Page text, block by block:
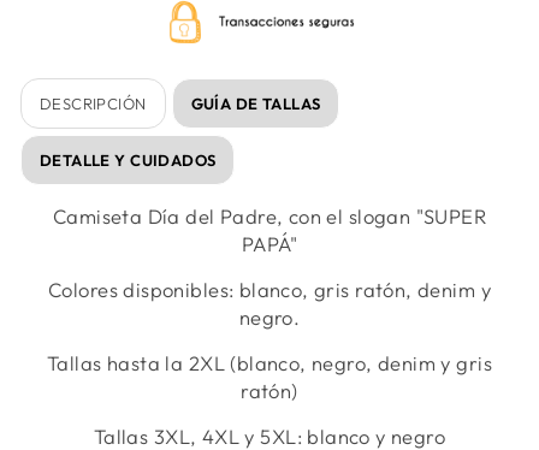
DESCRIPCIÓN GUÍA DE TALLAS
DETALLE Y CUIDADOS
Camiseta Día del Padre, con el slogan "SUPER
PAPÁ"
Colores disponibles: blanco, gris ratón, denim y
negro.
Tallas hasta la 2XL (blanco, negro, denim y gris
ratón)
Tallas 3XL, 4XL y 5XL: blanco y negro